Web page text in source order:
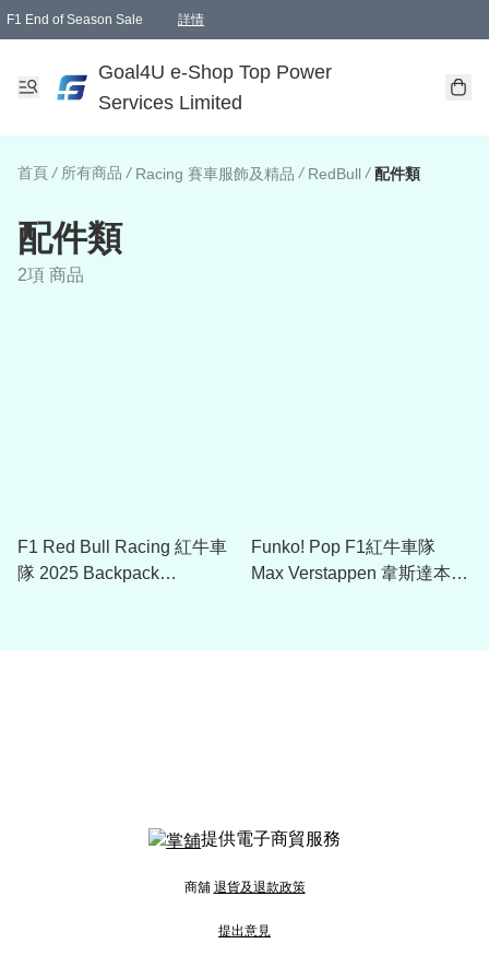
F1 End of Season Sale 詳情
Goal4U e-Shop Top Power
Services Limited
首頁 / 所有商品 / Racing 賽車服飾及精品 / RedBull / 配件類
配件類
2項 商品
F1 Red Bull Racing 紅牛車
隊 2025 Backpack
Funko! Pop F1紅牛車隊
Max Verstappen 韋斯達本模
提供電子商貿服務
商舖 退貨及退款政策
提出意見